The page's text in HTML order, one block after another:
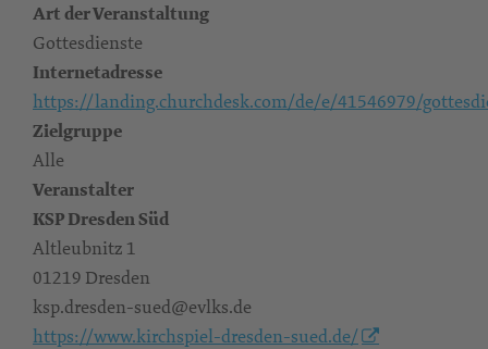
Art der Veranstaltung
Gottesdienste
Internetadresse
https://landing.churchdesk.com/de/e/41546979/
Zielgruppe
Alle
Veranstalter
KSP Dresden Süd
Altleubnitz 1
01219 Dresden
ksp.dresden-sued@evlks.de
https://www.kirchspiel-dresden-sued.de/